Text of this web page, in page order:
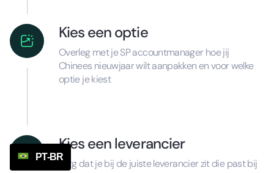
Kies een optie
Overleg met je SP accountmanager hoe jij
Chinees nieuwjaar wilt aanpakken en voor welke
optie je kiest
Kies een leverancier
Zorg dat je bij de juiste leverancier zit die past bij
PT-BR